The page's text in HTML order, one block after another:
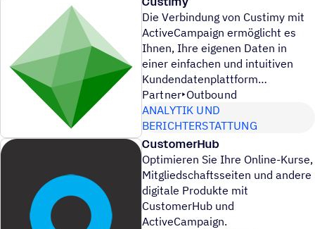
Die Verbindung von Custimy mit
ActiveCampaign ermöglicht es
Ihnen, Ihre eigenen Daten in
einer einfachen und intuitiven
Kundendatenplattform
Partner Outbound
ANALYTIK UND
BERICHTERSTATTUNG
CustomerHub
Optimieren Sie Ihre Online-Kurse,
Mitgliedschaftsseiten und andere
digitale Produkte mit
CustomerHub und
ActiveCampaign.